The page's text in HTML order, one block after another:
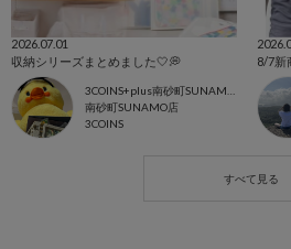
2026.07.01
収納シリーズまとめました🤍💭
南砂町SUNAMO店
3COINS
8/7新